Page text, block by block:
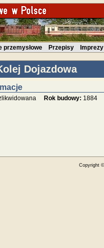
przemysłowe Przepisy Imprezy
Dojazdowa
Rok budowy:
Copyright